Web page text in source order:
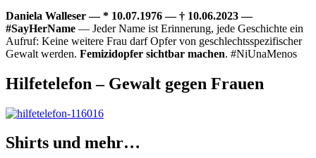
Daniela Walleser — * 10.07.1976 — † 10.06.2023 —
#SayHerName — Jeder Name ist Erinnerung, jede Geschichte ein
Aufruf: Keine weitere Frau darf Opfer von geschlechtsspezifischer
Gewalt werden. Femizidopfer sichtbar machen. #NiUnaMenos
Hilfetelefon – Gewalt gegen Frauen
Shirts und mehr…